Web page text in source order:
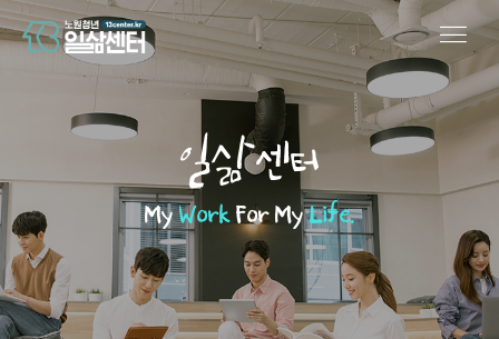
일삶센터
MyWorkFor MyLife.